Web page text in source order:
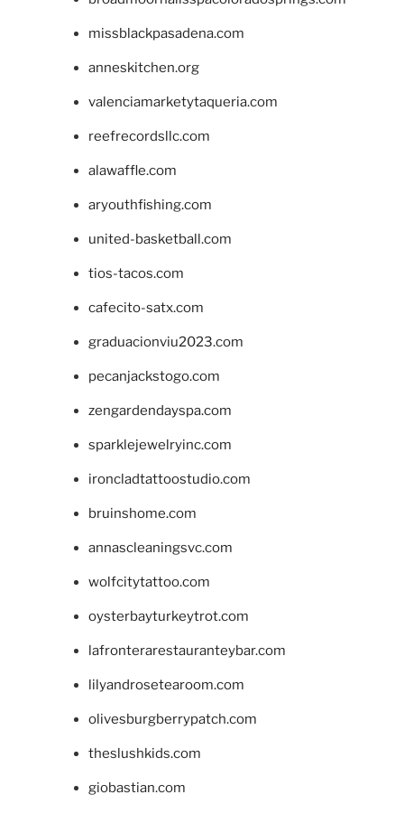
missblackpasadena.com
anneskitchen.org
valenciamarketytaqueria.com
reefrecordsllc.com
alawaffle.com
aryouthfishing.com
united-basketball.com
tios-tacos.com
cafecito-satx.com
graduacionviu2023.com
pecanjackstogo.com
zengardendayspa.com
sparklejewelryinc.com
ironcladtattoostudio.com
bruinshome.com
annascleaningsvc.com
wolfcitytattoo.com
oysterbayturkeytrot.com
lafronterarestauranteybar.com
lilyandrosetearoom.com
olivesburgberrypatch.com
theslushkids.com
giobastian.com